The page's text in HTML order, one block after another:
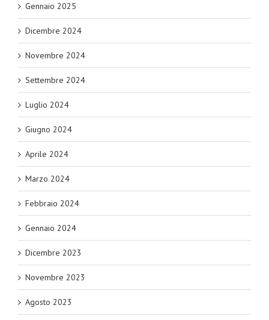
Gennaio 2025
Dicembre 2024
Novembre 2024
Settembre 2024
Luglio 2024
Giugno 2024
Aprile 2024
Marzo 2024
Febbraio 2024
Gennaio 2024
Dicembre 2023
Novembre 2023
Agosto 2023